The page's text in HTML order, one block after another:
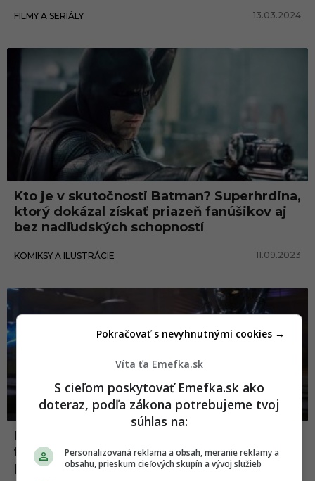
FILMY A SERIÁLY 13.03.2024
Kto je v skutočnosti Batman? Superhrdina,
ktorý dokázal získať priazeň fanúšikov aj
bez nadľudských schopností
KOMIKSY A ILUSTRÁCIE 11.09.2023
RECENZIA: Blue Beetle dokazuje, že
filmové DC Jamesa Gunna má stále čím
prekvapiť
Víta ťa Emefka.sk
S cieľom poskytovať Emefka.sk ako
doteraz, podľa zákona potrebujeme tvoj
súhlas na:
Personalizovaná reklama a obsah, meranie reklamy a
obsahu, prieskum cieľových skupín a vývoj služieb
Pokračovať s nevyhnutnými cookies →